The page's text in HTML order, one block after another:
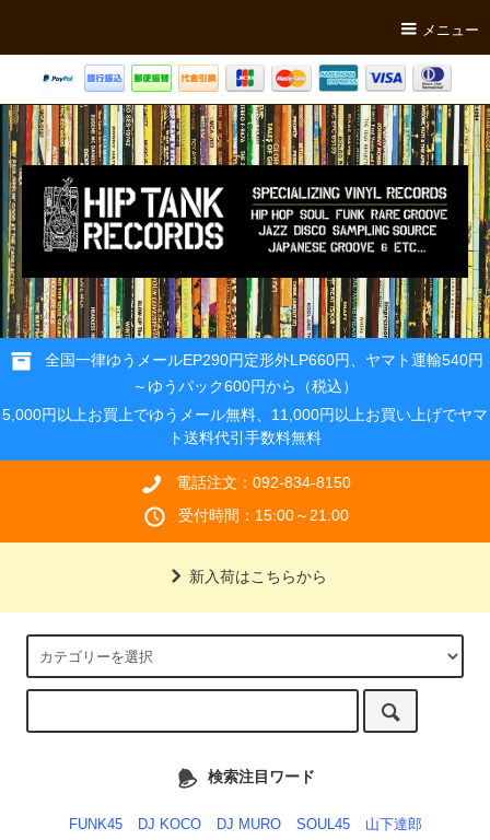
メニュー
全国一律ゆうメールEP290円定形外LP660円、ヤマト運輸540円
～ゆうパック600円から（税込）
5,000円以上お買上でゆうメール無料、11,000円以上お買い上げでヤマ
ト送料代引手数料無料
電話注文：092-834-8150
受付時間：15:00～21:00
新入荷はこちらから
検索注目ワード
FUNK45 DJ KOCO DJ MURO SOUL45
山下達郎